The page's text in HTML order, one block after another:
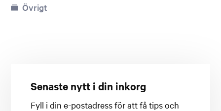
Övrigt
Senaste nytt i din inkorg
Fyll i din e-postadress för att få tips och